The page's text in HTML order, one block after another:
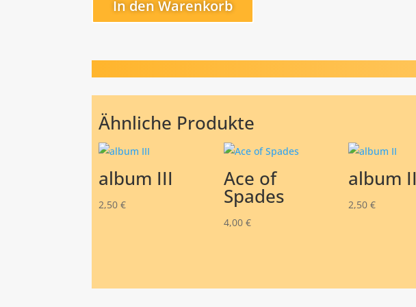
In den Warenkorb
Ähnliche Produkte
album III
2,50€
Ace of
Spades
4,00 €
album II
2,50€